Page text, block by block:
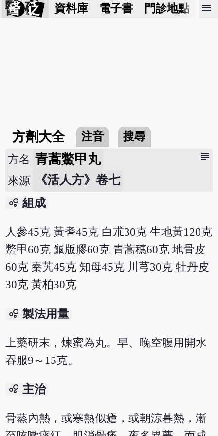
醫 砭 資料庫 電子書 門診地點 預
menu
方劑大全 注音 搜尋
subject
方名 青蒿鱉甲丸
來源 《活人方》卷七
bubble_chart 組成
人參45克 黃耆45克 白朮30克 生地黃120克
鱉甲60克 龜版膠60克 青蒿穗60克 地骨皮
60克 秦艽45克 知母45克 川芎30克 牡丹皮
30克 黃柏30克
bubble_chart 製法用量
上藥研末，煉蜜為丸。早、晚空腹用開水
吞服9～15克。
bubble_chart 主治
骨蒸內熱，或寒熱似瘧，或朝涼暮熱，漸